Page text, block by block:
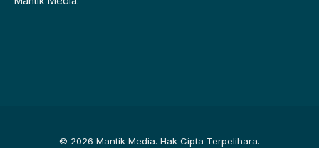
© 2026 Mantik Media. Hak Cipta Terpelihara.